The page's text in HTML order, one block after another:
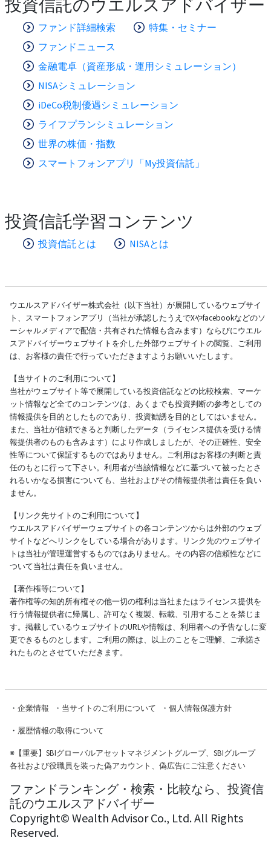
投資信託のウエルスアドバイザー
ファンド詳細検索
特集・セミナー
ファンドニュース
金融電卓（資産形成・運用シミュレーション）
NISAシミュレーション
iDeCo税制優遇シミュレーション
ライフプランシミュレーション
世界の株価・指数
スマートフォンアプリ「My投資信託」
投資信託学習コンテンツ
投資信託とは NISAとは
ウエルスアドバイザー株式会社（以下当社）が展開しているウェブサイ
ト、スマートフォンアプリ（当社が承認したうえでXやfacebookなどのソ
ーシャルメディアで配信・共有された情報も含みます）ならびにウエル
スアドバイザーウェブサイトを介した外部ウェブサイトの閲覧、ご利用
は、お客様の責任で行っていただきますようお願いいたします。
【当サイトのご利用について】
当社がウェブサイト等で展開している投資信託などの比較検索、マーケ
ット情報など全てのコンテンツは、あくまでも投資判断の参考としての
情報提供を目的としたものであり、投資勧誘を目的としてはいません。
また、当社が信頼できると判断したデータ（ライセンス提供を受ける情
報提供者のものも含みます）により作成しましたが、その正確性、安全
性等について保証するものではありません。ご利用はお客様の判断と責
任のもとに行って下さい。利用者が当該情報などに基づいて被ったとさ
れるいかなる損害についても、当社およびその情報提供者は責任を負い
ません。
【リンク先サイトのご利用について】
ウエルスアドバイザーウェブサイトの各コンテンツからは外部のウェブ
サイトなどへリンクをしている場合があります。リンク先のウェブサイ
トは当社が管理運営するものではありません。その内容の信頼性などに
ついて当社は責任を負いません。
【著作権等について】
著作権等の知的所有権その他一切の権利は当社またはライセンス提供を
行う情報提供者に帰属し、許可なく複製、転載、引用することを禁じま
す。掲載しているウェブサイトのURLや情報は、利用者への予告なしに変
更できるものとします。ご利用の際は、以上のことをご理解、ご承諾さ
れたものとさせていただきます。
・ 企業情報 ・ 当サイトのご利用について ・ 個人情報保護方針
・ 履歴情報の取得について
※【重要】SBIグローバルアセットマネジメントグループ、SBIグループ
各社および役職員を装った偽アカウント、偽広告にご注意ください
ファンドランキング・検索・比較なら、投資信
託のウエルスアドバイザー
Copyright© Wealth Advisor Co., Ltd. All Rights
Reserved.